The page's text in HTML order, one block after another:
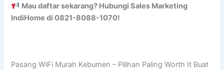
Mau daftar sekarang? Hubungi Sales Marketing
IndiHome di 0821-8088-1070!
Pasang WiFi Murah Kebumen – Pilihan Paling Worth It Buat